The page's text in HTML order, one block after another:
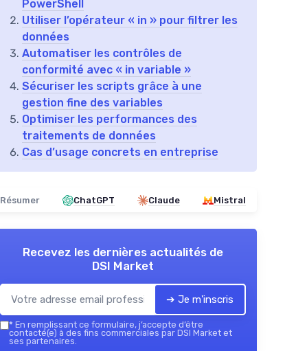
PowerShell
Utiliser l’opérateur « in » pour filtrer les
données
Automatiser les contrôles de
conformité avec « in variable »
Sécuriser les scripts grâce à une
gestion fine des variables
Optimiser les performances des
traitements de données
Cas d’usage concrets en entreprise
Résumer ChatGPT Claude Mistral
Recevez les dernières actualités de
DSI Market
➔ Je m'inscris
* En remplissant ce formulaire, j’accepte d’être
contacté(e) à des fins commerciales par DSI Market et
ses partenaires.